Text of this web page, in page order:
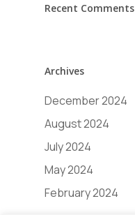
Recent Comments
Archives
December 2024
August 2024
July 2024
May 2024
February 2024